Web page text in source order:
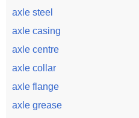
axle steel
axle casing
axle centre
axle collar
axle flange
axle grease